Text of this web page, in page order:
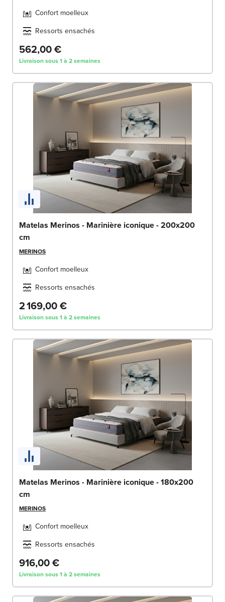
Confort moelleux
Ressorts ensachés
562,00 €
Livraison sous 1 à 2 semaines
Matelas Merinos - Marinière iconique - 200x200
cm
MERINOS
Confort moelleux
Ressorts ensachés
2 169,00 €
Livraison sous 1 à 2 semaines
Matelas Merinos - Marinière iconique - 180x200
cm
MERINOS
Confort moelleux
Ressorts ensachés
916,00 €
Livraison sous 1 à 2 semaines